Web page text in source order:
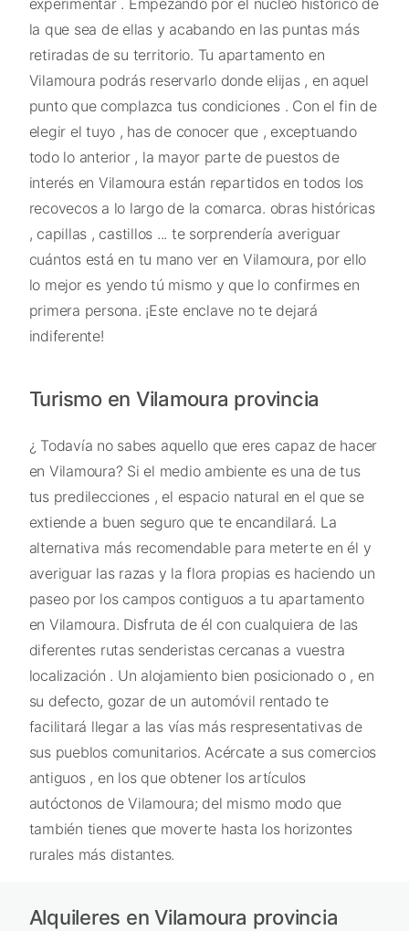
la que sea de ellas y acabando en las puntas más
retiradas de su territorio. Tu apartamento en
Vilamoura podrás reservarlo donde elijas , en aquel
punto que complazca tus condiciones . Con el fin de
elegir el tuyo , has de conocer que , exceptuando
todo lo anterior , la mayor parte de puestos de
interés en Vilamoura están repartidos en todos los
recovecos a lo largo de la comarca. obras históricas
, capillas , castillos ... te sorprendería averiguar
cuántos está en tu mano ver en Vilamoura, por ello
lo mejor es yendo tú mismo y que lo confirmes en
primera persona. ¡Este enclave no te dejará
indiferente!
Turismo en Vilamoura provincia
¿ Todavía no sabes aquello que eres capaz de hacer
en Vilamoura? Si el medio ambiente es una de tus
tus predilecciones , el espacio natural en el que se
extiende a buen seguro que te encandilará. La
alternativa más recomendable para meterte en él y
averiguar las razas y la flora propias es haciendo un
paseo por los campos contiguos a tu apartamento
en Vilamoura. Disfruta de él con cualquiera de las
diferentes rutas senderistas cercanas a vuestra
localización . Un alojamiento bien posicionado o , en
su defecto, gozar de un automóvil rentado te
facilitará llegar a las vías más respresentativas de
sus pueblos comunitarios. Acércate a sus comercios
antiguos , en los que obtener los artículos
autóctonos de Vilamoura; del mismo modo que
también tienes que moverte hasta los horizontes
rurales más distantes.
Alquileres en Vilamoura provincia